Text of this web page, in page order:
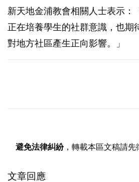
新天地金浦教會相關人士表示：
正在培養學生的社群意識，也期
對地方社區產生正向影響。」
避免法律糾紛，轉載本區文稿請先
文章回應